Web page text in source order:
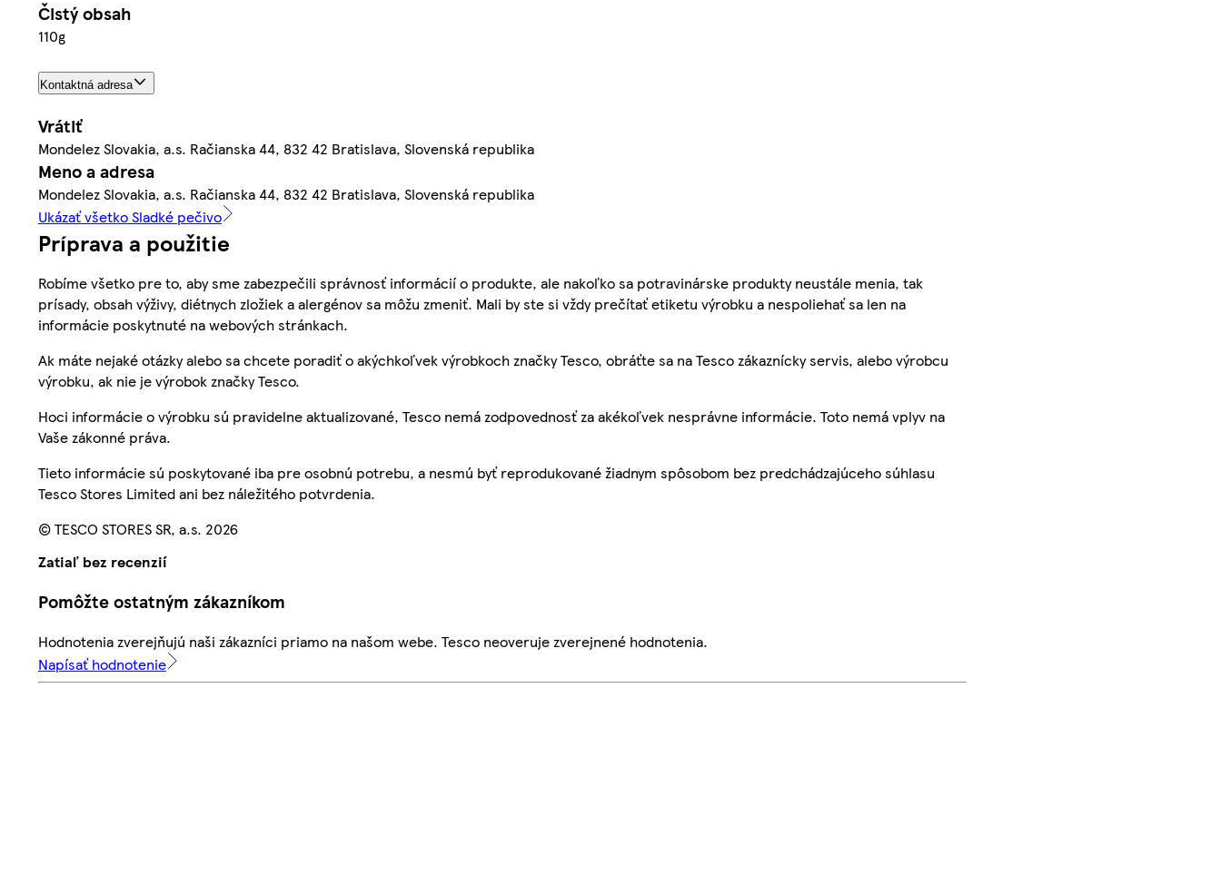
Čistý obsah
110g
Kontaktná adresa
Vrátiť
Mondelez Slovakia, a.s. Račianska 44, 832 42 Bratislava, Slovenská republika
Meno a adresa
Mondelez Slovakia, a.s. Račianska 44, 832 42 Bratislava, Slovenská republika
Ukázať všetko Sladké pečivo
Príprava a použitie
Robíme všetko pre to, aby sme zabezpečili správnosť informácií o produkte, ale nakoľko sa potravinárske produkty neustále menia, tak
prísady, obsah výživy, diétnych zložiek a alergénov sa môžu zmeniť. Mali by ste si vždy prečítať etiketu výrobku a nespoliehať sa len na
informácie poskytnuté na webových stránkach.
Ak máte nejaké otázky alebo sa chcete poradiť o akýchkoľvek výrobkoch značky Tesco, obráťte sa na Tesco zákaznícky servis, alebo výrobcu
výrobku, ak nie je výrobok značky Tesco.
Hoci informácie o výrobku sú pravidelne aktualizované, Tesco nemá zodpovednosť za akékoľvek nesprávne informácie. Toto nemá vplyv na
Vaše zákonné práva.
Tieto informácie sú poskytované iba pre osobnú potrebu, a nesmú byť reprodukované žiadnym spôsobom bez predchádzajúceho súhlasu
Tesco Stores Limited ani bez náležitého potvrdenia.
© TESCO STORES SR, a.s. 2026
Zatiaľ bez recenzií
Pomôžte ostatným zákazníkom
Hodnotenia zverejňujú naši zákazníci priamo na našom webe. Tesco neoveruje zverejnené hodnotenia.
Napísať hodnotenie